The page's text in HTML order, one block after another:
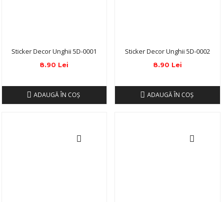
Sticker Decor Unghii 5D-0001
8.90 Lei
ADAUGĂ ÎN COŞ
Sticker Decor Unghii 5D-0002
8.90 Lei
ADAUGĂ ÎN COŞ